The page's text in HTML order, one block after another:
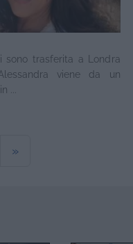
sono trasferita a Londra
viene da un
...
»